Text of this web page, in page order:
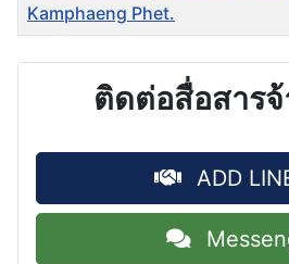
Kamphaeng Phet.
ติดต่อสื่อสาร
ADD